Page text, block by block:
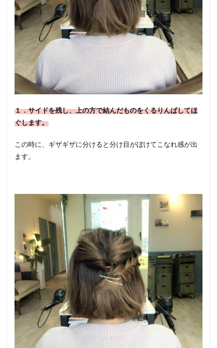
１．サイドを残し、上の方で結んだものをくるりんぱしてほ
ぐします。
この時に、ギザギザに分けると分け目がぼけてこなれ感が出
ます。